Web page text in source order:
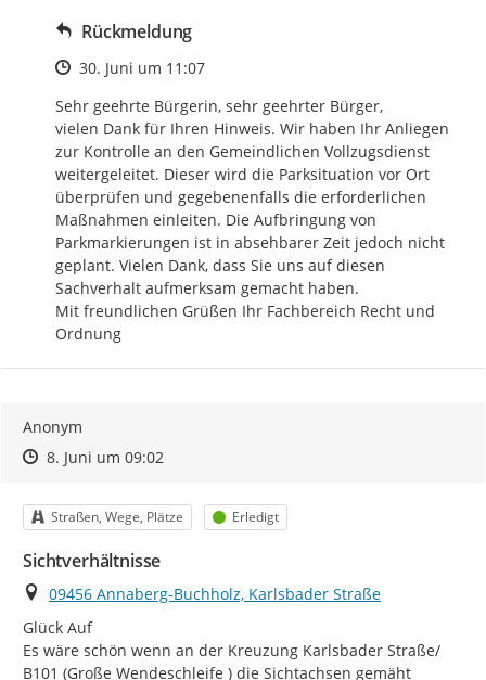
Rückmeldung
Zeitpunkt des Erstellens
30. Juni um 11:07
Sehr geehrte Bürgerin, sehr geehrter Bürger,
vielen Dank für Ihren Hinweis. Wir haben Ihr Anliegen
zur Kontrolle an den Gemeindlichen Vollzugsdienst
weitergeleitet. Dieser wird die Parksituation vor Ort
überprüfen und gegebenenfalls die erforderlichen
Maßnahmen einleiten. Die Aufbringung von
Parkmarkierungen ist in absehbarer Zeit jedoch nicht
geplant. Vielen Dank, dass Sie uns auf diesen
Sachverhalt aufmerksam gemacht haben.
Mit freundlichen Grüßen Ihr Fachbereich Recht und
Ordnung
Anonym
Zeitpunkt des Erstellens
Zeitpunkt des Erstellens
8. Juni um 09:02Zur Äußerung
Kategorie
Straßen, Wege, Plätze Status
Erledigt
Sichtverhältnisse
Ort
09456 Annaberg-Buchholz, Karlsbader Straße
Glück Auf
Es wäre schön wenn an der Kreuzung Karlsbader Straße/
B101 (Große Wendeschleife ) die Sichtachsen gemäht